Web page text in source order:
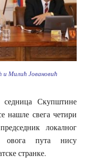
и Милић Јовановић
Скупштине
нашле свега четири
локалног
овога пута нису
странке.